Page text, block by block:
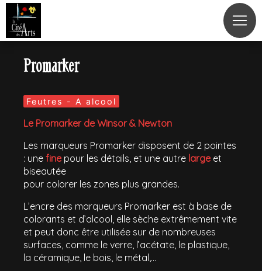
Promarker
Feutres - A alcool
Le Promarker de Winsor & Newton
Les marqueurs Promarker disposent de 2 pointes
: une fine pour les détails, et une autre large et
biseautée
pour colorer les zones plus grandes.
L’encre des marqueurs Promarker est à base de
colorants et d’alcool, elle sèche extrêmement vite
et peut donc être utilisée sur de nombreuses
surfaces, comme le verre, l’acétate, le plastique,
la céramique, le bois, le métal,...
Panneau de gestion des cookies